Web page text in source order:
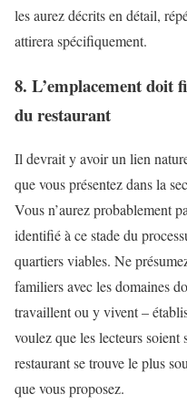
les aurez décrits en détail,
attirera spécifiquement.
8. L’emplacement doit
du restaurant
Il devrait y avoir un lien
que vous présentez dans la
Vous n’aurez probablement
identifié à ce stade du
quartiers viables. Ne
familiers avec les domaines
travaillent ou y vivent –
voulez que les lecteurs
restaurant se trouve le plus
que vous proposez.